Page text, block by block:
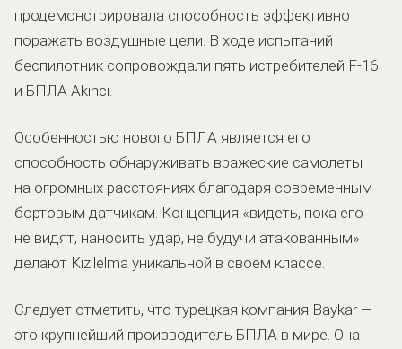
продемонстрировала способность эффективно
поражать воздушные цели. В ходе испытаний
беспилотник сопровождали пять истребителей F-16
и БПЛА Akıncı.
Особенностью нового БПЛА является его
способность обнаруживать вражеские самолеты
на огромных расстояниях благодаря современным
бортовым датчикам. Концепция «видеть, пока его
не видят, наносить удар, не будучи атакованным»
делают Kızılelma уникальной в своем классе.
Следует отметить, что турецкая компания Baykar —
это крупнейший производитель БПЛА в мире. Она